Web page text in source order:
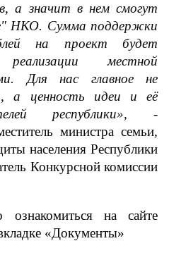
а значит в нем смогут
" НКО. Сумма поддержки
на проект будет
местной
Для нас главное не
а ценность идеи и её
республики», -
министра семьи,
населения Республики
на сайте
«Документы»